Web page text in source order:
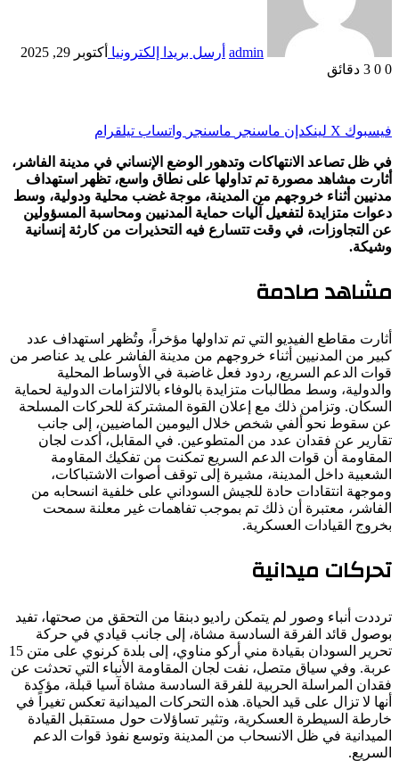
admin أرسل بريدا إلكترونيا أكتوبر 29, 2025
0
3 دقائق
فيسبوك ‫X لينكدإن ماسنجر ماسنجر واتساب تيلقرام
في ظل تصاعد الانتهاكات وتدهور الوضع الإنساني في مدينة الفاشر،
أثارت مشاهد مصورة تم تداولها على نطاق واسع، تظهر استهداف
مدنيين أثناء خروجهم من المدينة، موجة غضب محلية ودولية، وسط
دعوات متزايدة لتفعيل آليات حماية المدنيين ومحاسبة المسؤولين
عن التجاوزات، في وقت تتسارع فيه التحذيرات من كارثة إنسانية
وشيكة.
مشاهد صادمة
أثارت مقاطع الفيديو التي تم تداولها مؤخراً، وتُظهر استهداف عدد
كبير من المدنيين أثناء خروجهم من مدينة الفاشر على يد عناصر من
قوات الدعم السريع، ردود فعل غاضبة في الأوساط المحلية
والدولية، وسط مطالبات متزايدة بالوفاء بالالتزامات الدولية لحماية
السكان. وتزامن ذلك مع إعلان القوة المشتركة للحركات المسلحة
عن سقوط نحو ألفي شخص خلال اليومين الماضيين، إلى جانب
تقارير عن فقدان عدد من المتطوعين. في المقابل، أكدت لجان
المقاومة أن قوات الدعم السريع تمكنت من تفكيك المقاومة
الشعبية داخل المدينة، مشيرة إلى توقف أصوات الاشتباكات،
وموجهة انتقادات حادة للجيش السوداني على خلفية انسحابه من
الفاشر، معتبرة أن ذلك تم بموجب تفاهمات غير معلنة سمحت
بخروج القيادات العسكرية.
تحركات ميدانية
ترددت أنباء وصور لم يتمكن راديو دبنقا من التحقق من صحتها، تفيد
بوصول قائد الفرقة السادسة مشاة، إلى جانب قيادي في حركة
تحرير السودان بقيادة مني أركو مناوي، إلى بلدة كرنوي على متن 15
عربة. وفي سياق متصل، نفت لجان المقاومة الأنباء التي تحدثت عن
فقدان المراسلة الحربية للفرقة السادسة مشاة آسيا قبلة، مؤكدة
أنها لا تزال على قيد الحياة. هذه التحركات الميدانية تعكس تغيراً في
خارطة السيطرة العسكرية، وتثير تساؤلات حول مستقبل القيادة
الميدانية في ظل الانسحاب من المدينة وتوسع نفوذ قوات الدعم
السريع.